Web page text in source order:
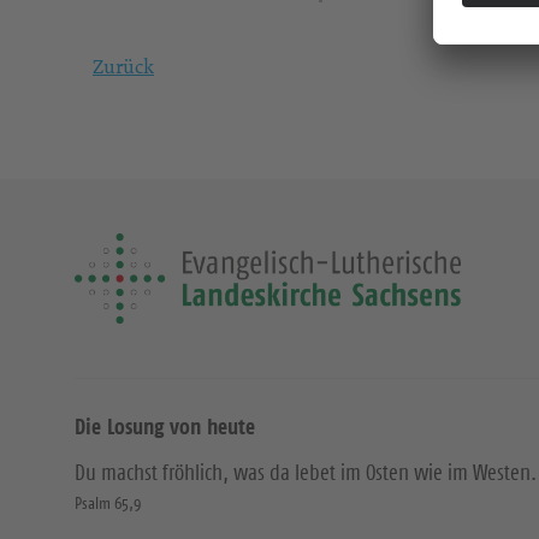
Zurück
Die Losung von heute
Du machst fröhlich, was da lebet im Osten wie im Westen.
Psalm 65,9